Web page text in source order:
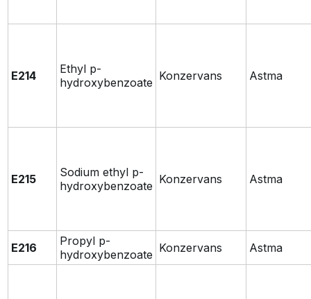
E214
Ethyl p-
hydroxybenzoate Konzervans Astma
E215
Sodium ethyl p-
hydroxybenzoate Konzervans Astma
E216
Propyl p-
hydroxybenzoate Konzervans Astma